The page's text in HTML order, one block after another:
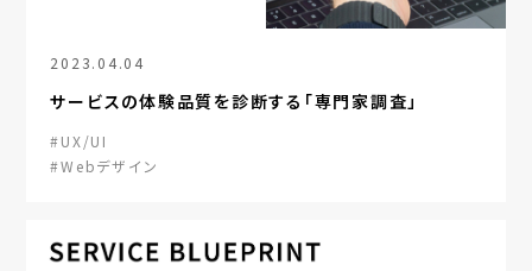
2023.04.04
サービスの体験品質を診断する「専門家調査」
#UX/UI
#Webデザイン